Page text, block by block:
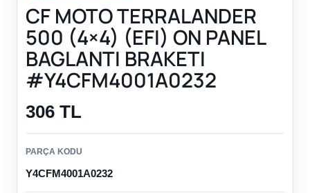
CF MOTO TERRALANDER
500 (4×4) (EFI) ON PANEL
BAGLANTI BRAKETI
#Y4CFM4001A0232
306 TL
PARÇA KODU
Y4CFM4001A0232